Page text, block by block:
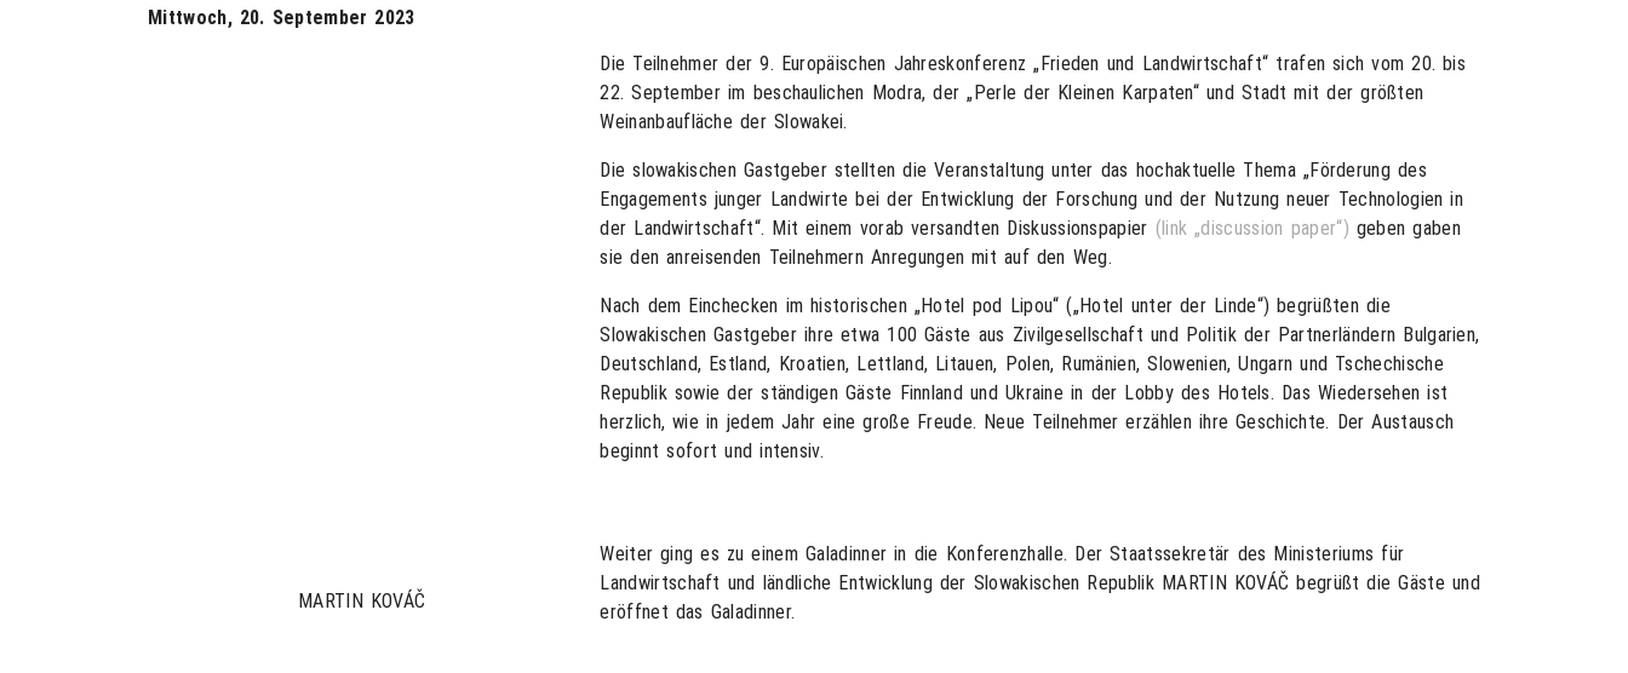
Mittwoch, 20. September 2023
Die Teilnehmer der 9. Europäischen Jahreskonferenz „Frieden und Landwirtschaft“ trafen sich vom 20. bis
22. September im beschaulichen Modra, der „Perle der Kleinen Karpaten“ und Stadt mit der größten
Weinanbaufläche der Slowakei.
Die slowakischen Gastgeber stellten die Veranstaltung unter das hochaktuelle Thema „Förderung des
Engagements junger Landwirte bei der Entwicklung der Forschung und der Nutzung neuer Technologien in
der Landwirtschaft“. Mit einem vorab versandten Diskussionspapier (link „discussion paper“) geben gaben
sie den anreisenden Teilnehmern Anregungen mit auf den Weg.
Nach dem Einchecken im historischen „Hotel pod Lipou“ („Hotel unter der Linde“) begrüßten die
Slowakischen Gastgeber ihre etwa 100 Gäste aus Zivilgesellschaft und Politik der Partnerländern Bulgarien,
Deutschland, Estland, Kroatien, Lettland, Litauen, Polen, Rumänien, Slowenien, Ungarn und Tschechische
Republik sowie der ständigen Gäste Finnland und Ukraine in der Lobby des Hotels. Das Wiedersehen ist
herzlich, wie in jedem Jahr eine große Freude. Neue Teilnehmer erzählen ihre Geschichte. Der Austausch
beginnt sofort und intensiv.
MARTIN KOVÁČ
Weiter ging es zu einem Galadinner in die Konferenzhalle. Der Staatssekretär des Ministeriums für
Landwirtschaft und ländliche Entwicklung der Slowakischen Republik MARTIN KOVÁČ begrüßt die Gäste und
eröffnet das Galadinner.